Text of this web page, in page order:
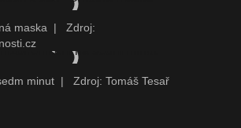
maska |
Zdroj:
minut | Zdroj: Tomáš Tesař